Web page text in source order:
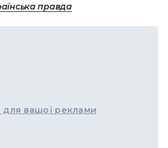
правда
для вашої реклами